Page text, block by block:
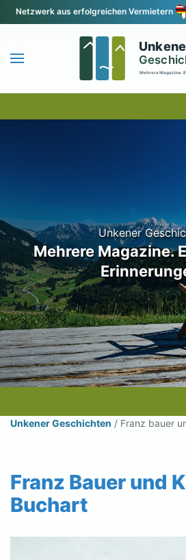
Zum Hauptinhalt springen
Netzwerk aus erfolgreichen Vermietern
Unkener
Mehrere Magazine.
Unkener Geschichten / Franz bauer
Franz Bauer und
Buchart